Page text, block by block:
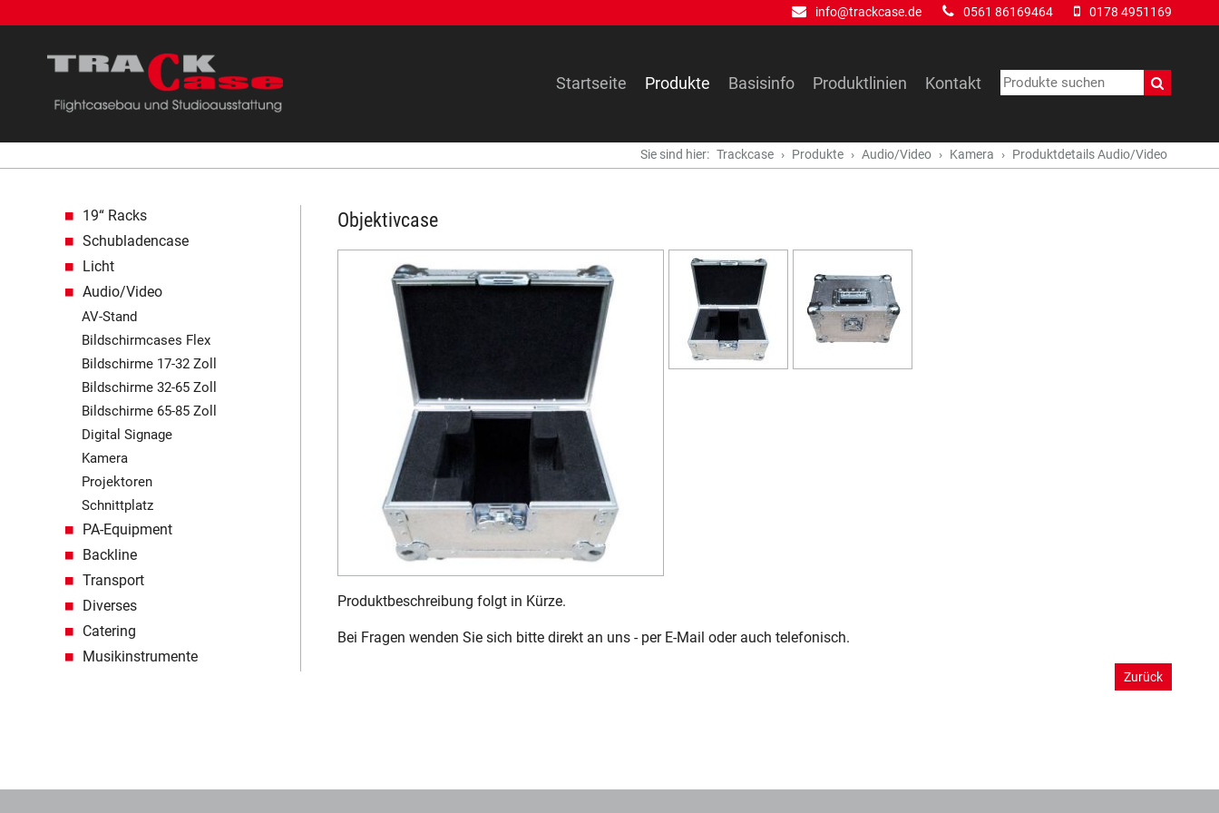
info@trackcase.de 0561 86169464 0178 4951169
Navigation
Startseite Produkte Basisinfo Produktlinien Kontakt
Sie sind hier: Trackcase Produkte Audio/Video Kamera Produktdetails Audio/Video
Navigation überspringen
19“ Racks
Schubladencase
Licht
Audio/Video
AV-Stand
Bildschirmcases Flex
Bildschirme 17-32 Zoll
Bildschirme 32-65 Zoll
Bildschirme 65-85 Zoll
Digital Signage
Kamera
Projektoren
Schnittplatz
PA-Equipment
Backline
Transport
Diverses
Catering
Musikinstrumente
Objektivcase
Produktbeschreibung folgt in Kürze.
Bei Fragen wenden Sie sich bitte direkt an uns - per E-Mail oder auch telefonisch.
Zurück